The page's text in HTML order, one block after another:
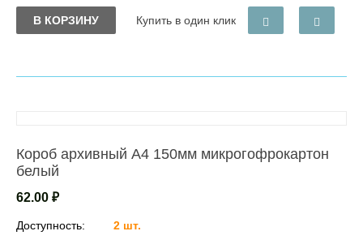
В КОРЗИНУ Купить в один клик
Короб архивный А4 150мм микрогофрокартон
белый
62.00 ₽
Доступность: 2 шт.